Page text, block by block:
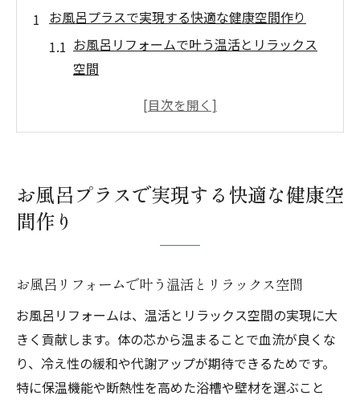
お風呂プラスで実現する快適な健康空間作り
お風呂リフォームで叶う温活とリラックス
空間
お風呂プラス活用で家族全員が快適温度に
お風呂リフォームと快適な毎日の関係性
日々の疲れを癒すお風呂リフォームの新発想
疲労回復に最適なお風呂リフォームの実践
術
お風呂リフォームが叶える新しい癒し効果
お風呂プラスでストレスを和らげる入浴法
お風呂リフォーム後の日常が変わる快適術
お風呂プラスで実現する快適な健康空
間作り
お風呂リフォームで叶う温活とリラックス空間
お風呂リフォームは、温活とリラックス空間の実現に大
きく貢献します。体の芯から温まることで血流が良くな
り、冷え性の緩和や代謝アップが期待できるためです。
特に保温機能や断熱性を高めた浴槽や壁材を選ぶこと